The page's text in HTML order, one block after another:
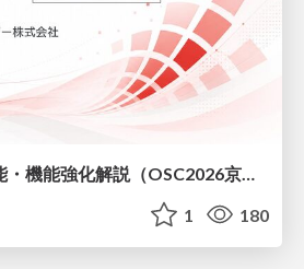
1 180